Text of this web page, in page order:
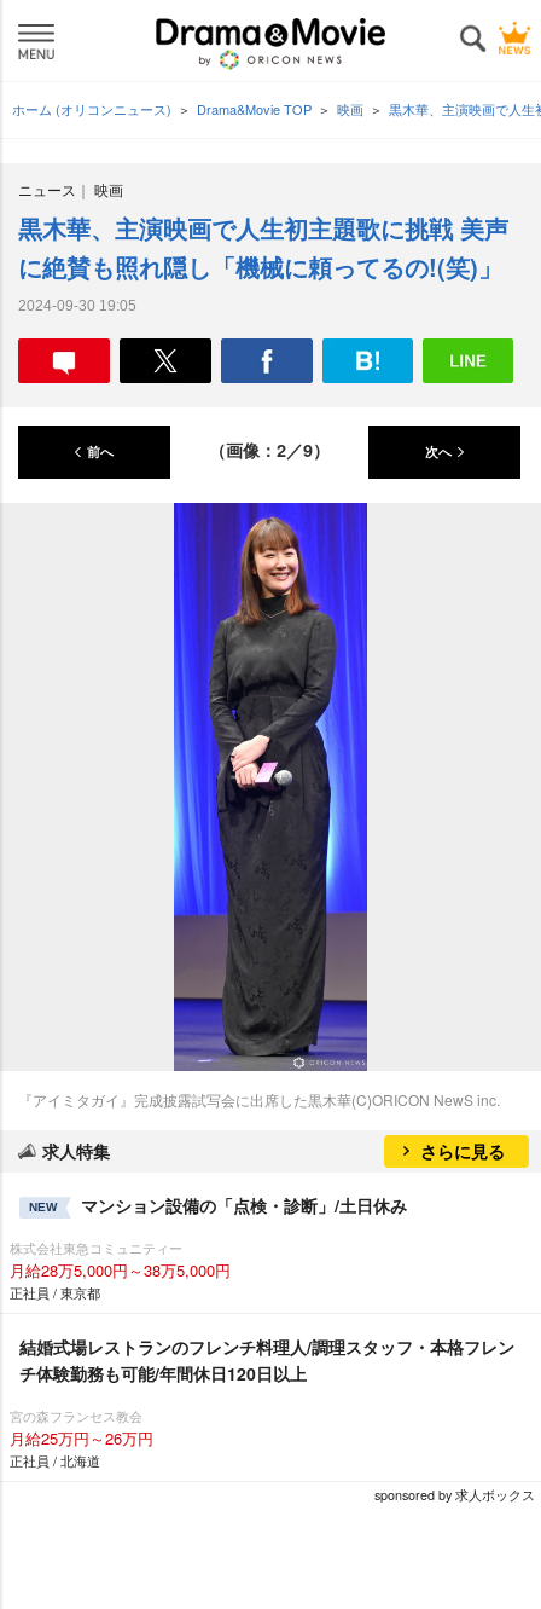
ホーム (オリコンニュース) Drama&Movie TOP 映画 黒木華、主演映画で人
ニュース 映画
黒木華、主演映画で人生初主題歌に挑戦 美声
に絶賛も照れ隠し「機械に頼ってるの!(笑)」
2024-09-30 19:05
前へ （画像：2／9） 次へ
『アイミタガイ』完成披露試写会に出席した黒木華(C)ORICON NewS inc.
求人特集 さらに見る
NEW マンション設備の「点検・診断」/土日休み
株式会社東急コミュニティー
月給28万5,000円～38万5,000円
正社員 / 東京都
結婚式場レストランのフレンチ料理人/調理スタッフ・本格フレン
チ体験勤務も可能/年間休日120日以上
宮の森フランセス教会
月給25万円～26万円
正社員 / 北海道
sponsored by 求人ボックス